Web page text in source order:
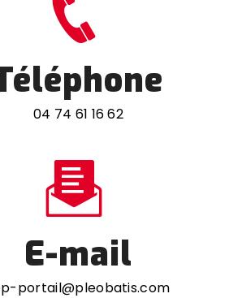
04 74 61 16 62
E-mail
portail@pleobatis.com